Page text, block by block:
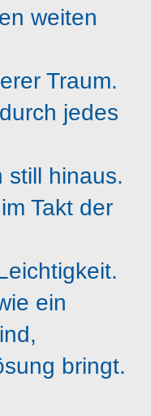
weiten
Traum.
jedes
still hinaus.
Takt der
ein
bringt.